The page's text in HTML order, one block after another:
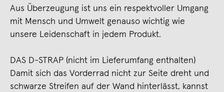
Aus Überzeugung ist uns ein respektvoller Umgang
mit Mensch und Umwelt genauso wichtig wie
unsere Leidenschaft in jedem Produkt.
DAS D-STRAP (nicht im Lieferumfang enthalten)
Damit sich das Vorderrad nicht zur Seite dreht und
schwarze Streifen auf der Wand hinterlässt, kannst